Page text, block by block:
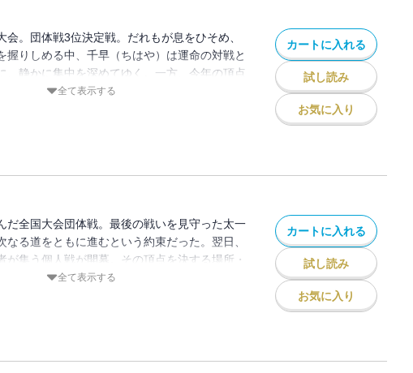
会。団体戦3位決定戦。だれもが息をひそめ、
握りしめる中、千早（ちはや）は運命の対戦と
、静かに集中を深めてゆく。一方、今年の頂点
ヒョロ率いる北央学園と、王座奪還を狙う富士
全て表示する
カートに入れる
試し読み
お気に入り
だ全国大会団体戦。最後の戦いを見守った太一
なる道をともに進むという約束だった。翌日、
が集う個人戦が開幕。その頂点を決する場所・
、冬のクイーン戦へと続く舞台。千早はいまふ
全て表示する
カートに入れる
試し読み
お気に入り